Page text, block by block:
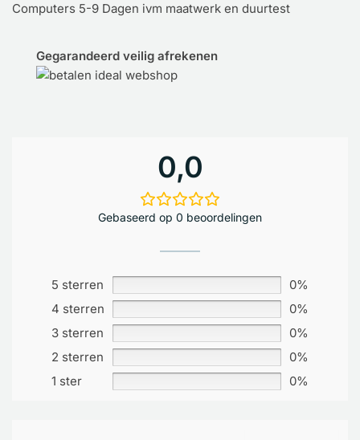
Computers 5-9 Dagen ivm maatwerk en duurtest
Gegarandeerd veilig afrekenen
0,0
Gebaseerd op 0 beoordelingen
5 sterren
0%
4 sterren
0%
3 sterren
0%
2 sterren
0%
1 ster
0%